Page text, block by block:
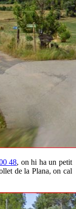
48, on hi ha un petit
de la Plana, on cal